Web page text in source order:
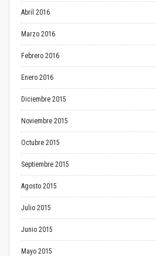
Abril 2016
Marzo 2016
Febrero 2016
Enero 2016
Diciembre 2015
Noviembre 2015
Octubre 2015
Septiembre 2015
Agosto 2015
Julio 2015
Junio 2015
Mayo 2015